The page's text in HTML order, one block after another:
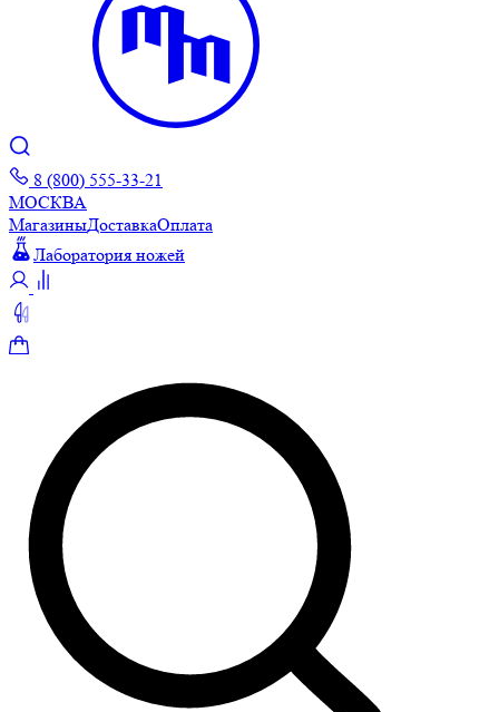
8 (800) 555-33-21
МОСКВА
МагазиныДоставкаОплата
Лаборатория ножей